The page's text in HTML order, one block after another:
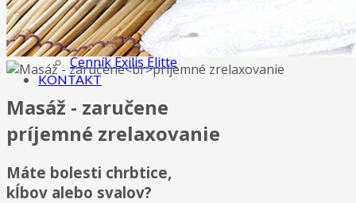
CENNÍK
Cenník masáži
Cenník kozmetických služieb
Cenník Exilis Elitte
KONTAKT
Masáž - zaručene
príjemné zrelaxovanie
Máte bolesti chrbtice,
kĺbov alebo svalov?